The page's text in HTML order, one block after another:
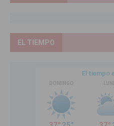
EL TIEMPO